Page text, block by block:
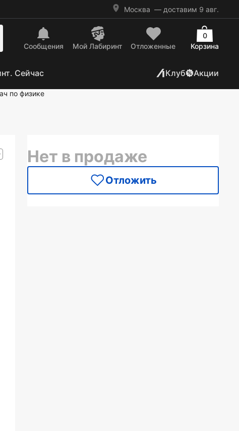
Москва — доставим 9 авг.
Сообщения Mой Лабиринт Отложенные Корзина
0
Сейчас Клуб Акции
по физике
Нет в продаже
Отложить